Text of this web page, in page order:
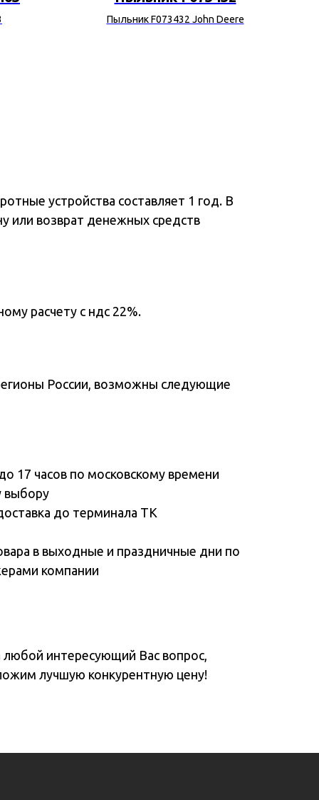
Пыльник F073432 John Deere
устройства составляет 1 год. В
или возврат денежных средств
расчету с ндс 22%.
России, возможны следующие
17 часов по московскому времени
выбору
до терминала ТК
в выходные и праздничные дни по
компании
интересующий Вас вопрос,
лучшую конкурентную цену!